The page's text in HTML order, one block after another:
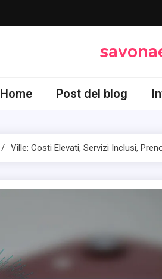
Home Post del blog
Ville: Costi Elevati, Servizi Inclusi,